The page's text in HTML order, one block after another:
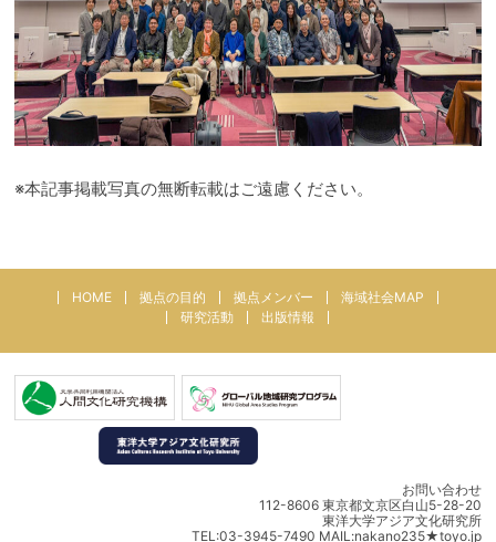
※本記事掲載写真の無断転載はご遠慮ください。
HOME 拠点の目的 拠点メンバー
海域社会MAP
研究活動
出版情報
お問い合わせ
112-8606 東京都文京区白山5-28-20
東洋大学アジア文化研究所
TEL:03-3945-7490 MAIL:nakano235★toyo.jp